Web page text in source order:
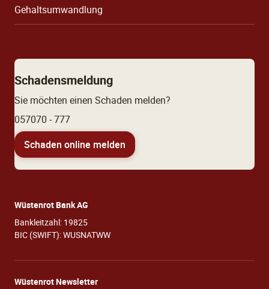
Gehaltsumwandlung
Schadensmeldung
Sie möchten einen Schaden melden?
057070 - 777
Schaden online melden
Wüstenrot Bank AG
Bankleitzahl: 19825
BIC (SWIFT): WUSNATWW
Wüstenrot Newsletter